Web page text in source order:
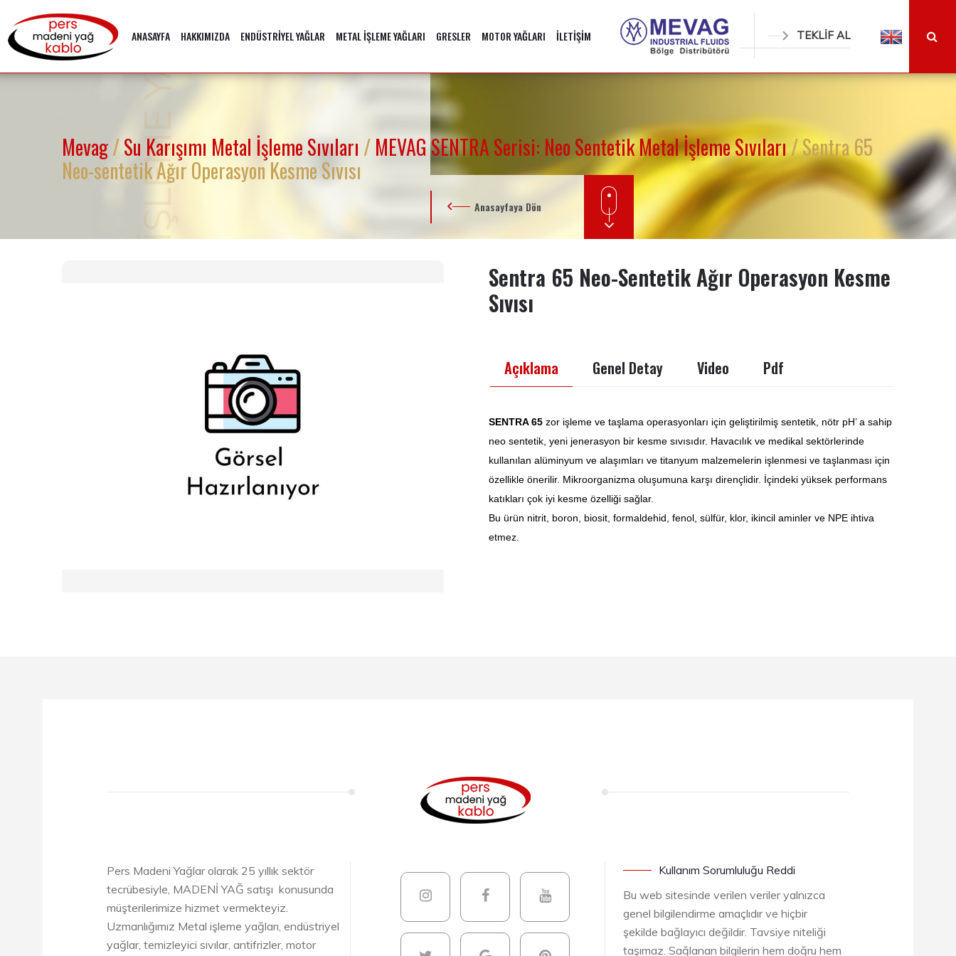
ANASAYFA HAKKIMIZDA ENDÜSTRİYEL YAĞLAR METAL İŞLEME YAĞLARI GRESLER MOTOR YAĞLARI İLETİŞİM TEKLİF AL
METAL İŞLEME YAĞLARI
Mevag/Su Karışımı Metal İşleme Sıvıları /MEVAG SENTRA Serisi: Neo Sentetik Metal İşleme Sıvıları / Sentra 65
Neo-sentetik Ağır Operasyon Kesme Sıvısı
Anasayfaya Dön
Sentra 65 Neo-Sentetik Ağır Operasyon Kesme
Sıvısı
Açıklama Genel Detay Video Pdf
SENTRA 65 zor işleme ve taşlama operasyonları için geliştirilmiş sentetik, nötr pH’ a sahip
neo sentetik, yeni jenerasyon bir kesme sıvısıdır. Havacılık ve medikal sektörlerinde
kullanılan alüminyum ve alaşımları ve titanyum malzemelerin işlenmesi ve taşlanması için
özellikle önerilir. Mikroorganizma oluşumuna karşı dirençlidir. İçindeki yüksek performans
katıkları çok iyi kesme özelliği sağlar.
Bu ürün nitrit, boron, biosit, formaldehid, fenol, sülfür, klor, ikincil aminler ve NPE ihtiva
etmez.
Pers Madeni Yağlar olarak 25 yıllık sektör
tecrübesiyle, MADENİ YAĞ satışı konusunda
müşterilerimize hizmet vermekteyiz.
Uzmanlığımız Metal işleme yağları, endüstriyel
yağlar, temizleyici sıvılar, antifrizler, motor
Kullanım Sorumluluğu Reddi
Bu web sitesinde verilen veriler yalnızca
genel bilgilendirme amaçlıdır ve hiçbir
şekilde bağlayıcı değildir. Tavsiye niteliği
taşımaz. Sağlanan bilgilerin hem doğru hem